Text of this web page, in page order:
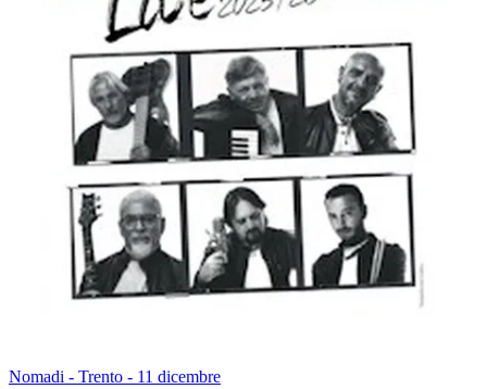
Nomadi - Trento - 11 dicembre